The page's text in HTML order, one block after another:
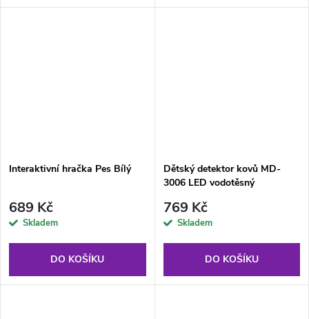
Interaktivní hračka Pes Bílý
689 Kč
Skladem
DO KOŠÍKU
Dětský detektor kovů MD-
3006 LED vodotěsný
769 Kč
Skladem
DO KOŠÍKU